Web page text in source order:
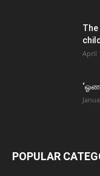
April
POPULAR